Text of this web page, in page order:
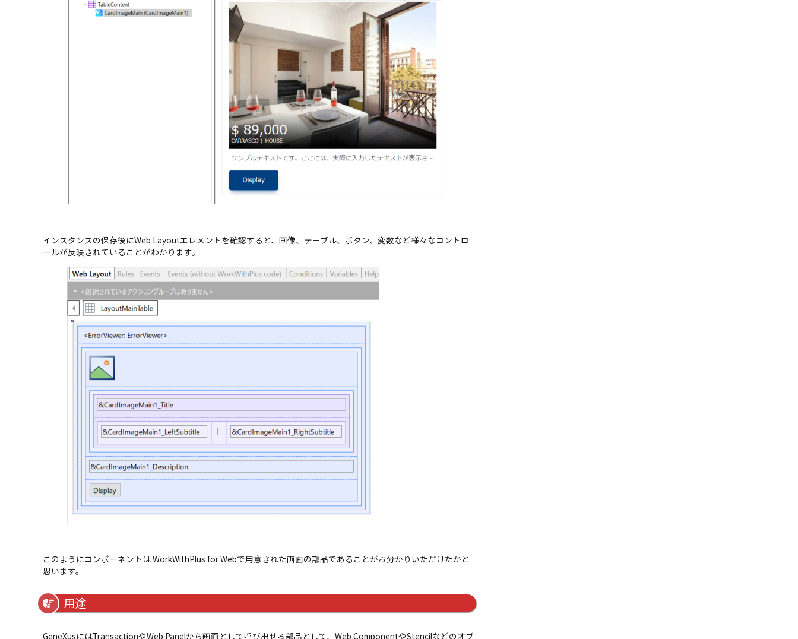
インスタンスの保存後にWeb Layoutエレメントを確認すると、画像、テーブル、ボタン、変数など様々なコントロ
ールが反映されていることがわかります。
このようにコンポーネントは WorkWithPlus for Webで用意された画面の部品であることがお分かりいただけたかと
思います。
用途
GeneXusにはTransactionやWeb Panelから画面として呼び出せる部品として、Web ComponentやStencilなどのオブ